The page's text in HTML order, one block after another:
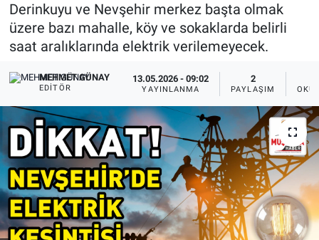
Derinkuyu ve Nevşehir merkez başta olmak
üzere bazı mahalle, köy ve sokaklarda belirli
saat aralıklarında elektrik verilemeyecek.
MEHMET GÜNAY
EDITÖR
13.05.2026 - 09:02
YAYINLANMA
2
PAYLAŞIM
Kültür - Sanat
VEFATLAR